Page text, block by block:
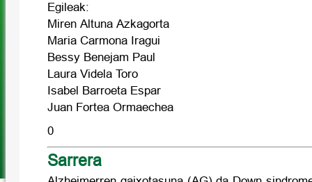
Egileak:
Miren Altuna Azkagorta
Maria Carmona Iragui
Bessy Benejam Paul
Laura Videla Toro
Isabel Barroeta Espar
Juan Fortea Ormaechea
0
Sarrera